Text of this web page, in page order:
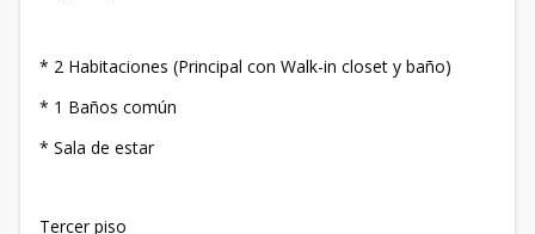
* ⁠2 Habitaciones (Principal con Walk-in closet y baño)
* ⁠1 Baños común
* ⁠Sala de estar
Tercer piso